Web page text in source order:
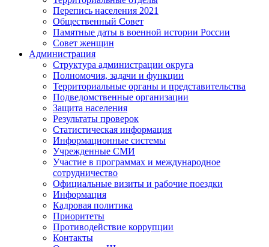
Перепись населения 2021
Общественный Совет
Памятные даты в военной истории России
Совет женщин
Администрация
Структура администрации округа
Полномочия, задачи и функции
Территориальные органы и представительства
Подведомственные организации
Защита населения
Результаты проверок
Статистическая информация
Информационные системы
Учрежденные СМИ
Участие в программах и международное
сотрудничество
Официальные визиты и рабочие поездки
Информация
Кадровая политика
Приоритеты
Противодействие коррупции
Контакты